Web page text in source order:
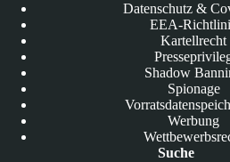
Datenschutz &
EEA-
Kartellrecht
Shadow
Spionage
Werbung
Suche